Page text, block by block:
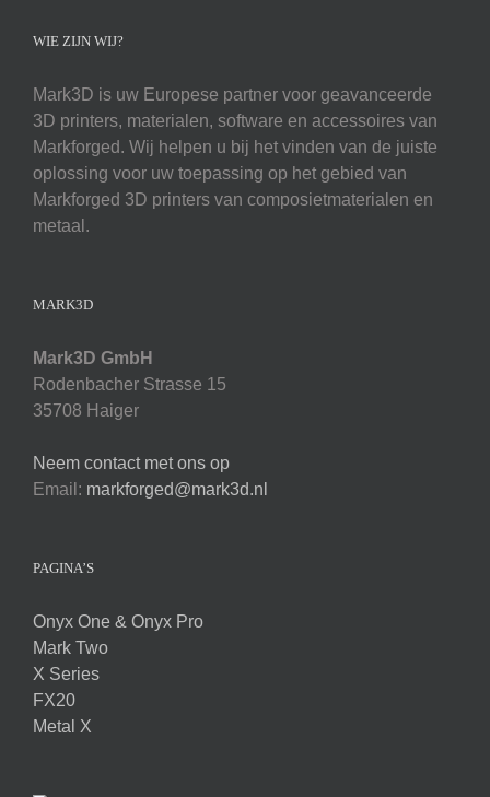
WIE ZIJN WIJ?
Mark3D is uw Europese partner voor geavanceerde
3D printers, materialen, software en accessoires van
Markforged. Wij helpen u bij het vinden van de juiste
oplossing voor uw toepassing op het gebied van
Markforged 3D printers van composietmaterialen en
metaal.
MARK3D
Mark3D GmbH
Rodenbacher Strasse 15
35708 Haiger
Neem contact met ons op
Email: markforged@mark3d.nl
PAGINA’S
Onyx One & Onyx Pro
Mark Two
X Series
FX20
Metal X